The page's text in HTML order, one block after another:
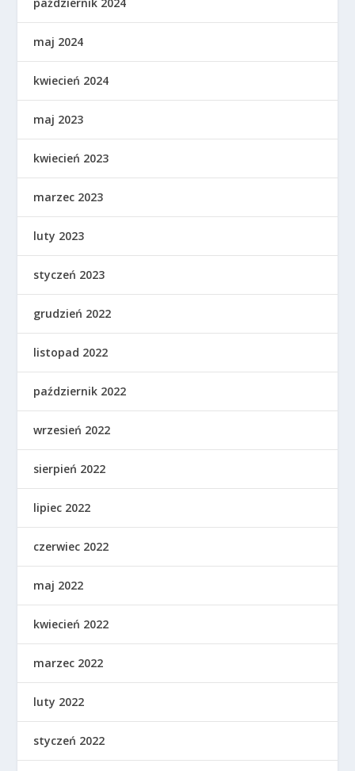
październik 2024
maj 2024
kwiecień 2024
maj 2023
kwiecień 2023
marzec 2023
luty 2023
styczeń 2023
grudzień 2022
listopad 2022
październik 2022
wrzesień 2022
sierpień 2022
lipiec 2022
czerwiec 2022
maj 2022
kwiecień 2022
marzec 2022
luty 2022
styczeń 2022